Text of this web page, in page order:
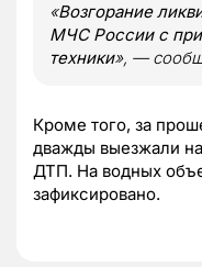
«Возгорание
МЧС России с
техники», —
Кроме того, за
дважды выезжали
ДТП. На водных
зафиксировано.